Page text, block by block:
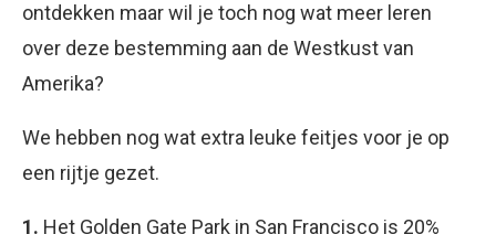
ontdekken maar wil je toch nog wat meer leren
over deze bestemming aan de Westkust van
Amerika?
We hebben nog wat extra leuke feitjes voor je op
een rijtje gezet.
1. Het Golden Gate Park in San Francisco is 20%